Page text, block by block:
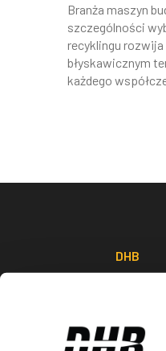
Branża maszyn
szczególności
recyklingu
błyskawicznym
każdego
DHB
33-311
Dział